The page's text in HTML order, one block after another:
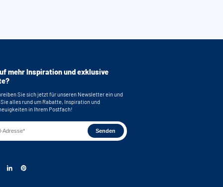
mehr Inspiration und exklusive
Sie sich jetzt für unseren Newsletter ein und
alles rund um Rabatte, Inspiration und
in Ihrem Postfach!